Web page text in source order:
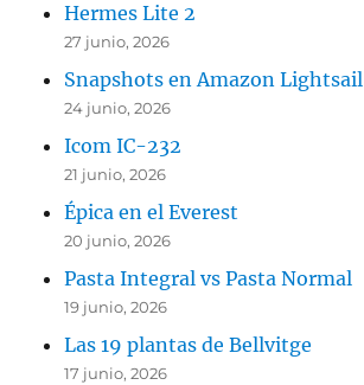
Hermes Lite 2
27 junio, 2026
Snapshots en Amazon Lightsail
24 junio, 2026
Icom IC-232
21 junio, 2026
Épica en el Everest
20 junio, 2026
Pasta Integral vs Pasta Normal
19 junio, 2026
Las 19 plantas de Bellvitge
17 junio, 2026